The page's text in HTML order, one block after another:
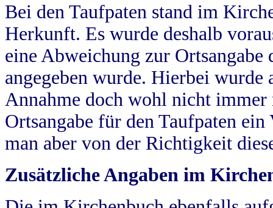
Bei den Taufpaten stand im
Herkunft. Es wurde deshalb
eine Abweichung zur
angegeben wurde. Hierbei wurde
Annahme doch wohl nicht
Ortsangabe für den Taufpaten
man aber von der Richtigkeit
Zusätzliche Angaben im